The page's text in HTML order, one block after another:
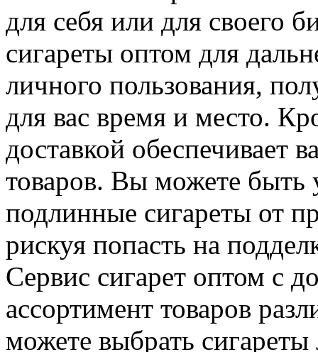
для себя или для своего
сигареты оптом для
личного пользования,
для вас время и место.
доставкой обеспечивает
товаров. Вы можете быть
подлинные сигареты от
рискуя попасть на
Сервис сигарет оптом с
ассортимент товаров
можете выбрать